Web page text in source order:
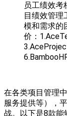
员工绩效考
目绩效管
模和需求的
价：
在各类项目管理
服务提供等），
战。以下是8款能